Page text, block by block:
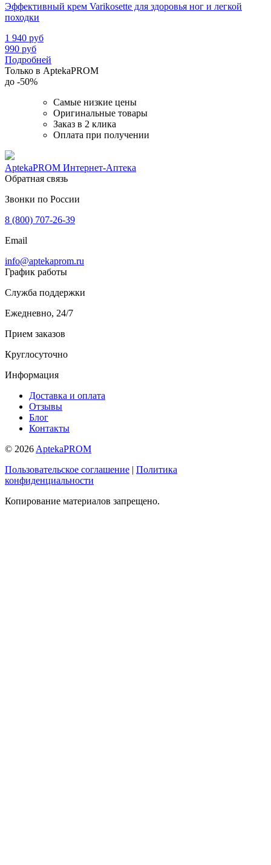
Эффективный крем Varikosette для здоровья ног и легкой
походки
1 940 руб
990 руб
Подробней
Только в AptekaPROM
до -50%
Самые низкие цены
Оригинальные товары
Заказ в 2 клика
Оплата при получении
AptekaPROM Интернет-Аптека
Обратная связь
Звонки по России
8 (800) 707-26-39
Email
info@aptekaprom.ru
График работы
Служба поддержки
Ежедневно, 24/7
Прием заказов
Круглосуточно
Информация
Доставка и оплата
Отзывы
Блог
Контакты
© 2026 AptekaPROM
Пользовательское соглашение | Политика
конфиденциальности
Копирование материалов запрещено.